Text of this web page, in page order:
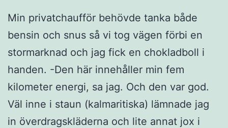
Min privatchaufför behövde tanka både
bensin och snus så vi tog vägen förbi en
stormarknad och jag fick en chokladboll i
handen. -Den här innehåller min fem
kilometer energi, sa jag. Och den var god.
Väl inne i staun (kalmaritiska) lämnade jag
in överdragskläderna och lite annat jox i